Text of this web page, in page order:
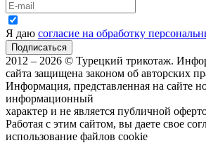
Я даю согласие на обработку
2012 – 2026 © Турецкий трикотаж.
сайта защищена законом об авторских
Информация, представленная на сайте
информационный
характер и не является публичной
Работая с этим сайтом, вы даете свое
использование файлов cookie